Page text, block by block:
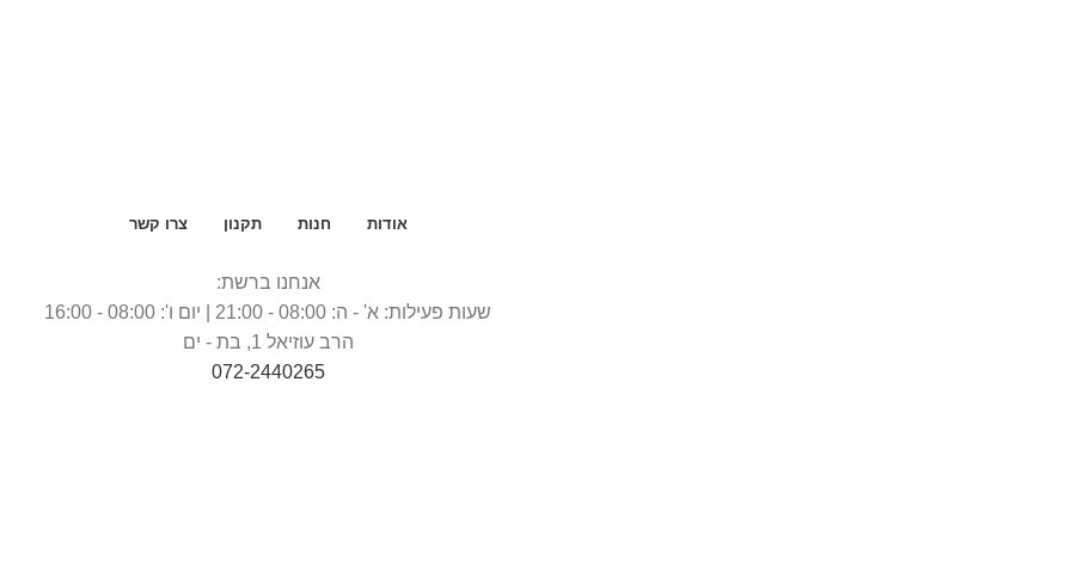
אודות חנות תקנון צרו קשר
אנחנו ברשת:
שעות פעילות: א' - ה: 08:00 - 21:00 | יום ו': 08:00 - 16:00
הרב עוזיאל 1, בת - ים
072-2440265